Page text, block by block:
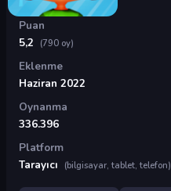
Puan
5,2
(790 oy)
Eklenme
Haziran 2022
Oynanma
336.396
Platform
Tarayıcı
(bilgisayar, tablet, telefon)